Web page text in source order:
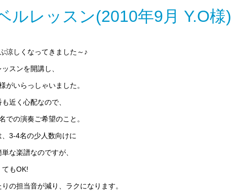
ルレッスン(2010年9月 Y.O様)
涼しくなってきました～♪
スンを開講し、
がいらっしゃいました。
近く心配なので、
での演奏ご希望のこと。
3-4名の少人数向けに
な楽譜なのですが、
てもOK!
の担当音が減り、ラクになります。